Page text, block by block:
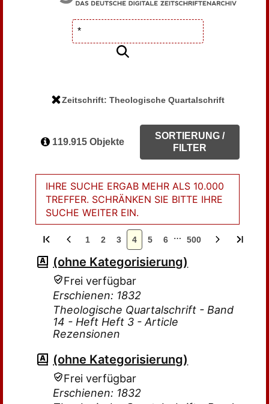
Zeitschrift: Theologische Quartalschrift
119.915 Objekte
SORTIERUNG /
FILTER
IHRE SUCHE ERGAB MEHR ALS 10.000
TREFFER. SCHRÄNKEN SIE BITTE IHRE
SUCHE WEITER EIN.
1 2 3 4 5 6 … 500
(ohne Kategorisierung)
Frei verfügbar
Erschienen: 1832
Theologische Quartalschrift - Band
14 - Heft Heft 3 - Article
Rezensionen
(ohne Kategorisierung)
Frei verfügbar
Erschienen: 1832